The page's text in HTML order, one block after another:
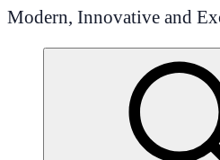
Modern, Innovative and